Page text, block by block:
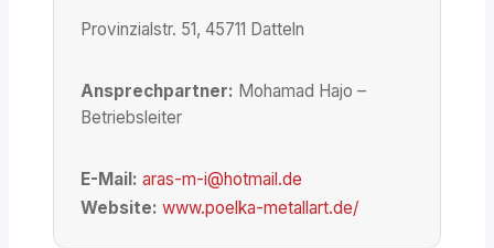
Provinzialstr. 51, 45711 Datteln
Ansprechpartner: Mohamad Hajo –
Betriebsleiter
E-Mail: aras-m-i@hotmail.de
Website: www.poelka-metallart.de/